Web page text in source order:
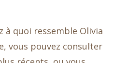
à quoi ressemble Olivia
vous pouvez consulter